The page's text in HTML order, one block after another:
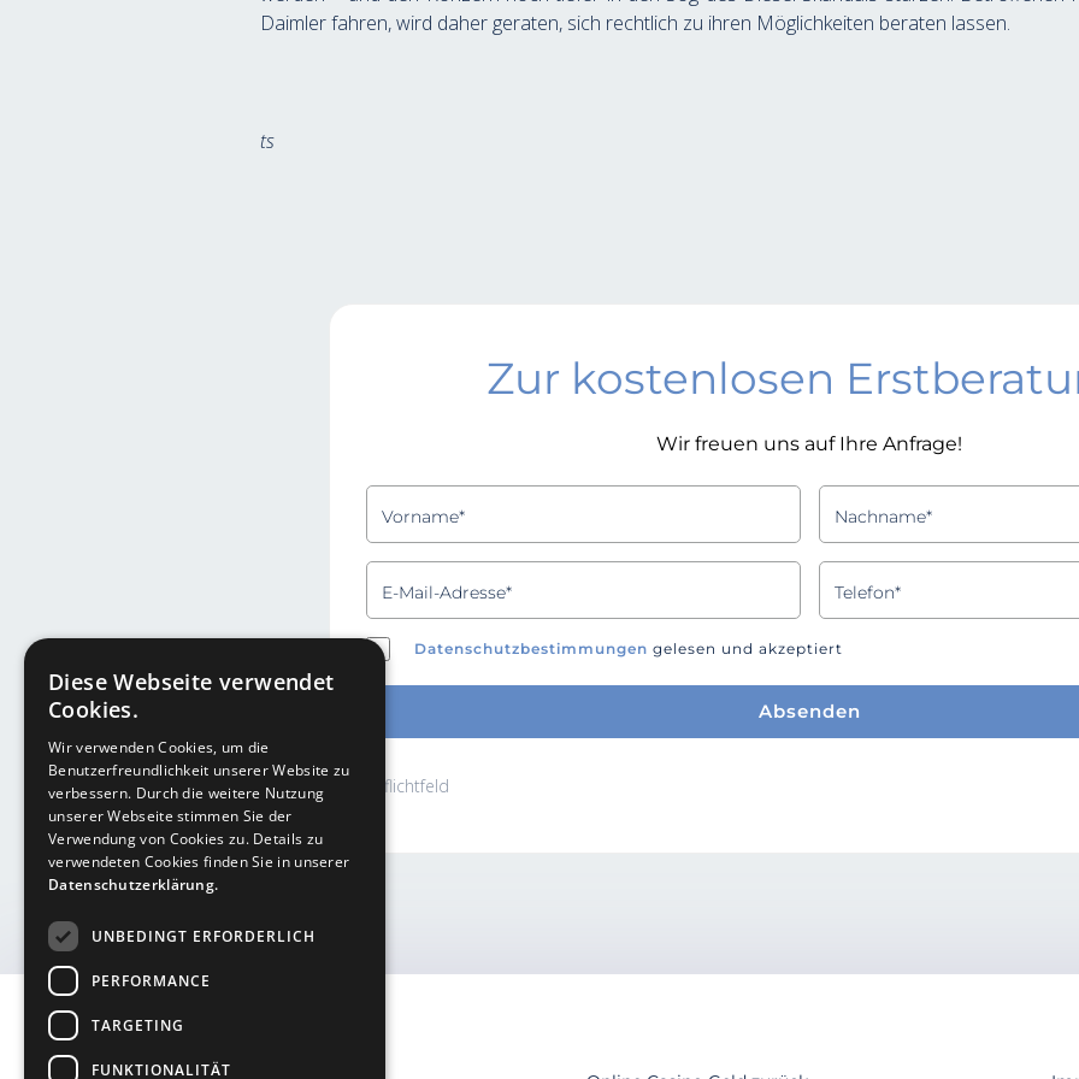
Daimler fahren, wird daher geraten, sich rechtlich zu ihren Möglichkeiten beraten lassen.
ts
Zur kostenlosen
Wir freuen uns auf Ihre Anfrage!
Datenschutzbestimmungen gelesen und akzeptiert
*Pflichtfeld
Diese Webseite verwendet
Cookies.
Wir verwenden Cookies, um die
Benutzerfreundlichkeit unserer Website zu
verbessern. Durch die weitere Nutzung
unserer Webseite stimmen Sie der
Verwendung von Cookies zu. Details zu
verwendeten Cookies finden Sie in unserer
Datenschutzerklärung.
UNBEDINGT ERFORDERLICH
PERFORMANCE
TARGETING
FUNKTIONALITÄT